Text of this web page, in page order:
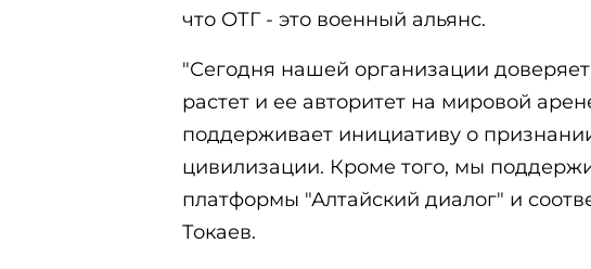
что ОТГ - это военный альянс.
"Сегодня нашей организации
растет и ее авторитет на мировой
поддерживает инициативу о
цивилизации. Кроме того, мы
платформы "Алтайский диалог" и
Токаев.